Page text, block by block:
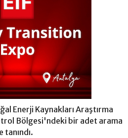
Enerji Kaynakları Araştırma
Bölgesi'ndeki bir adet arama
tanındı.